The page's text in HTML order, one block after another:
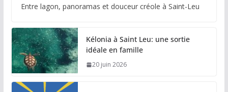
Entre lagon, panoramas et douceur créole à Saint-Leu
Kélonia à Saint Leu: une sortie
idéale en famille
20 juin 2026